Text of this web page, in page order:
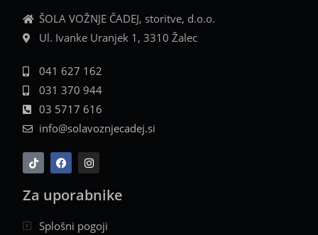
ŠOLA VOŽNJE ČADEJ, storitve, d.o.o.
Ul. Ivanke Uranjek 1, 3310 Žalec
041 627 162
031 370 944
03 5717 616
info@solavoznjecadej.si
Za uporabnike
Splošni pogoji